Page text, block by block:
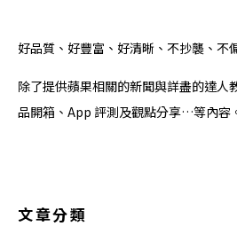
好品質、好豐富、好清晰、不抄襲、不
除了提供蘋果相關的新聞與詳盡的達人
品開箱、App 評測及觀點分享…等內容
文章分類